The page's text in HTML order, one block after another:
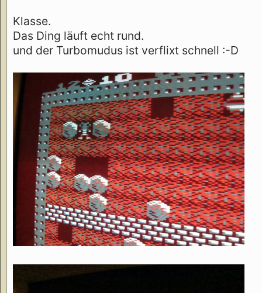
Klasse.
Das Ding läuft echt rund.
und der Turbomudus ist verflixt schnell :-D